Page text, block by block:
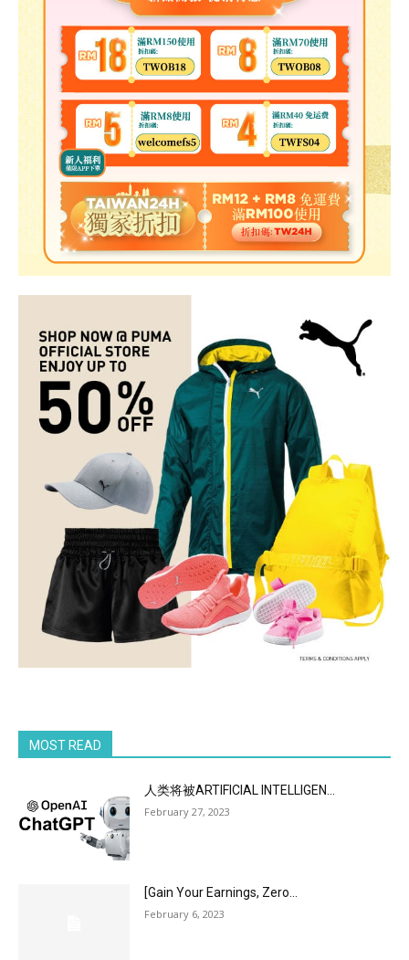
MOST READ
人类将被ARTIFICIAL INTELLIGEN...
February 27, 2023
[Gain Your Earnings, Zero...
February 6, 2023